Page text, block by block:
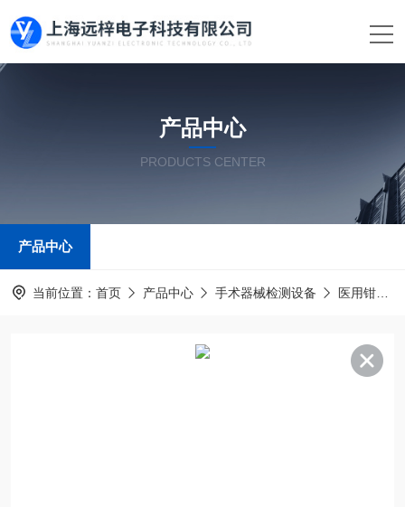
产品中心
PRODUCTS CENTER
产品中心
当前位置： 首页 产品中心 手术器械检测设备 医用钳测试仪